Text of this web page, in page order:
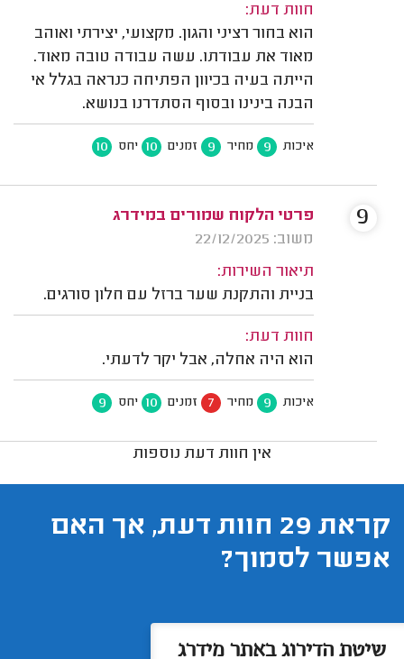
חוות דעת:
הוא בחור רציני והגון. מקצועי, יצירתי ואוהב
מאוד את עבודתו. עשה עבודה טובה מאוד.
הייתה בעיה בכיוון הפתיחה כנראה בגלל אי
הבנה בינינו ובסוף הסתדרנו בנושא.
איכות 9 מחיר 9 זמנים 10 יחס 10
פרטי הלקוח שמורים במידרג
משוב: 22/12/2025
תיאור השירות:
בניית והתקנת שער ברזל עם חלון סורגים.
חוות דעת:
הוא היה אחלה, אבל יקר לדעתי.
איכות 9 מחיר 7 זמנים 10 יחס 9
9
אין חוות דעת נוספות
קראת 29 חוות דעת, אך האם
אפשר לסמוך?
שיטת הדירוג באתר מידרג